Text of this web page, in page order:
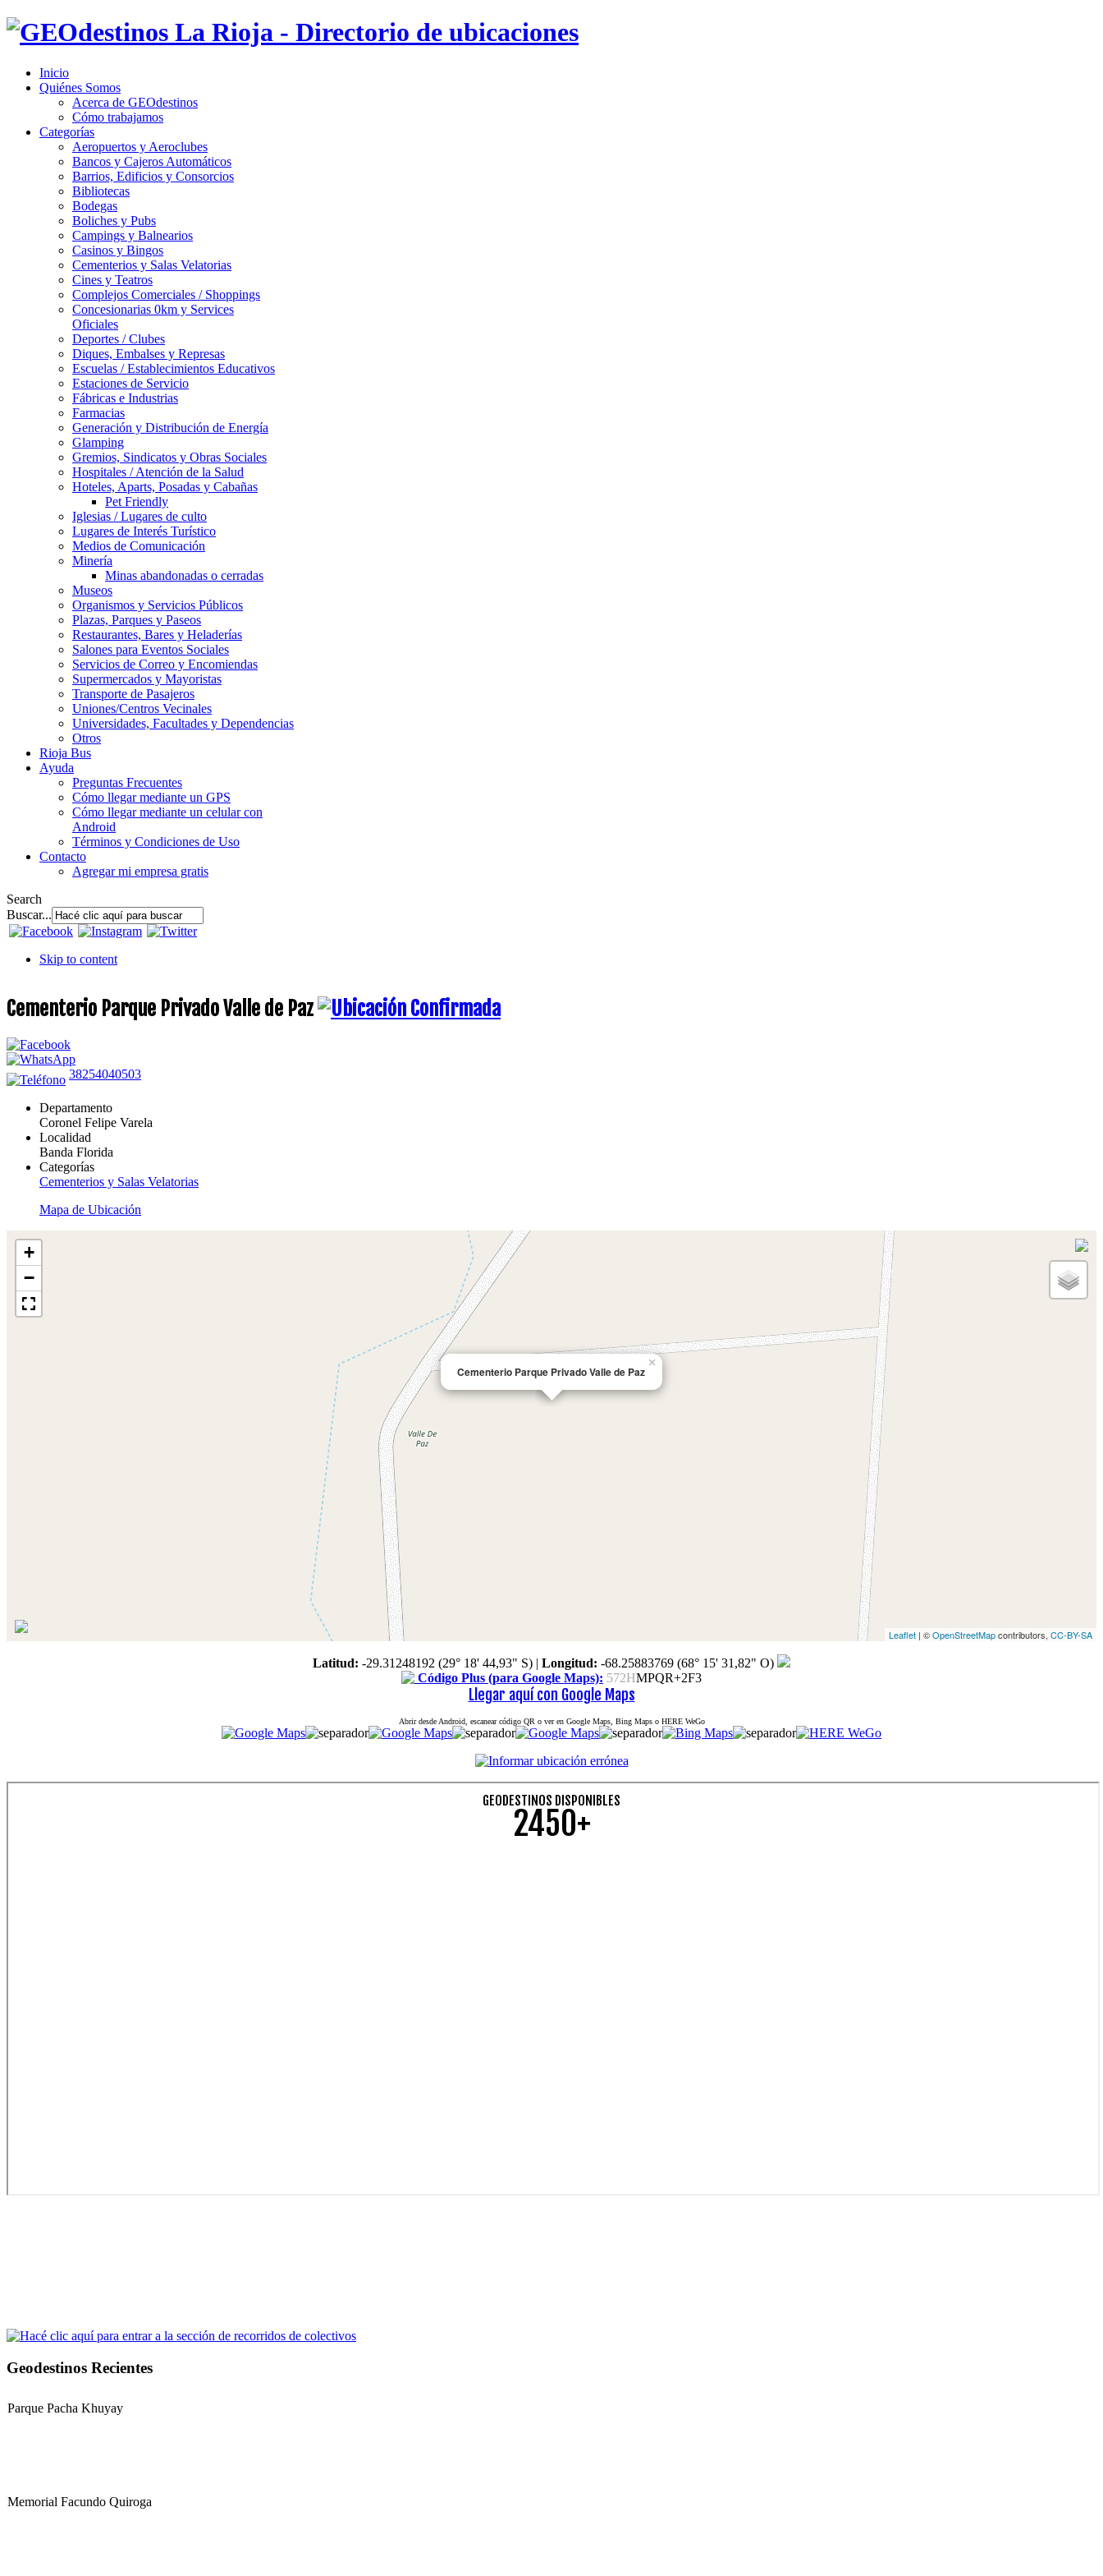
Inicio
Quiénes Somos
Acerca de GEOdestinos
Cómo trabajamos
Categorías
Aeropuertos y Aeroclubes
Bancos y Cajeros Automáticos
Barrios, Edificios y Consorcios
Bibliotecas
Bodegas
Boliches y Pubs
Campings y Balnearios
Casinos y Bingos
Cementerios y Salas Velatorias
Cines y Teatros
Complejos Comerciales / Shoppings
Concesionarias 0km y Services
Oficiales
Deportes / Clubes
Diques, Embalses y Represas
Escuelas / Establecimientos Educativos
Estaciones de Servicio
Fábricas e Industrias
Farmacias
Generación y Distribución de Energía
Glamping
Gremios, Sindicatos y Obras Sociales
Hospitales / Atención de la Salud
Hoteles, Aparts, Posadas y Cabañas
Pet Friendly
Iglesias / Lugares de culto
Lugares de Interés Turístico
Medios de Comunicación
Minería
Minas abandonadas o cerradas
Museos
Organismos y Servicios Públicos
Plazas, Parques y Paseos
Restaurantes, Bares y Heladerías
Salones para Eventos Sociales
Servicios de Correo y Encomiendas
Supermercados y Mayoristas
Transporte de Pasajeros
Uniones/Centros Vecinales
Universidades, Facultades y Dependencias
Otros
Rioja Bus
Ayuda
Preguntas Frecuentes
Cómo llegar mediante un GPS
Cómo llegar mediante un celular con
Android
Términos y Condiciones de Uso
Contacto
Agregar mi empresa gratis
Search
Buscar...
Skip to content
Cementerio Parque Privado Valle de Paz
38254040503
Departamento
Coronel Felipe Varela
Localidad
Banda Florida
Categorías
Cementerios y Salas Velatorias
Mapa de Ubicación
Cementerio Parque Privado Valle de Paz
×
+
−
Leaflet | ©OpenStreetMapcontributors, CC-BY-SA
Latitud: -29.31248192 (29° 18' 44,93" S) | Longitud: -68.25883769 (68° 15' 31,82" O)
Código Plus (para Google Maps): 572HMPQR+2F3
Llegar aquí con Google Maps
Abrir desde Android, escanear código QR o ver en Google Maps, Bing Maps o HERE WeGo
GEODESTINOS DISPONIBLES
2450+
Geodestinos Recientes
Parque Pacha Khuyay
Memorial Facundo Quiroga